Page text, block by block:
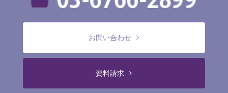
お問い合わせ
資料請求